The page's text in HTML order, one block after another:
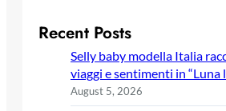
Recent Posts
Selly baby modella Italia
viaggi e sentimenti in “Luna
August 5, 2026